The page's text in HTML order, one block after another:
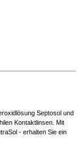
Septosol und
Kontaktlinsen. Mit
- erhalten Sie ein